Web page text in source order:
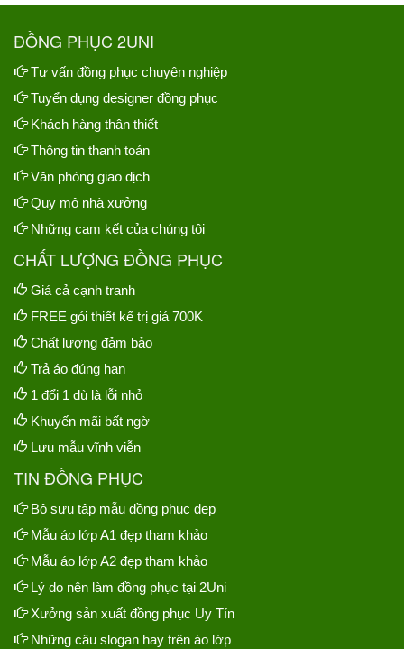
ĐỒNG PHỤC 2UNI
Tư vấn đồng phục chuyên nghiệp
Tuyển dụng designer đồng phục
Khách hàng thân thiết
Thông tin thanh toán
Văn phòng giao dịch
Quy mô nhà xưởng
Những cam kết của chúng tôi
CHẤT LƯỢNG ĐỒNG PHỤC
Giá cả cạnh tranh
FREE gói thiết kế trị giá 700K
Chất lượng đảm bảo
Trả áo đúng hạn
1 đổi 1 dù là lỗi nhỏ
Khuyến mãi bất ngờ
Lưu mẫu vĩnh viễn
TIN ĐỒNG PHỤC
Bộ sưu tập mẫu đồng phục đẹp
Mẫu áo lớp A1 đẹp tham khảo
Mẫu áo lớp A2 đẹp tham khảo
Lý do nên làm đồng phục tại 2Uni
Xưởng sản xuất đồng phục Uy Tín
Những câu slogan hay trên áo lớp